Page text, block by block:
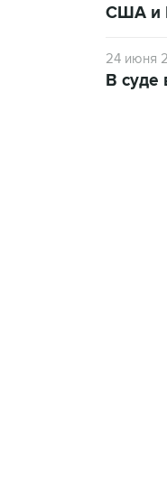
США и
24 июня
В суде